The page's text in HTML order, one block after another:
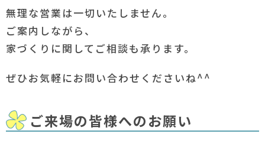
無理な営業は一切いたしません。
ご案内しながら、
家づくりに関してご相談も承ります。
ぜひお気軽にお問い合わせくださいね^^
ご来場の皆様へのお願い